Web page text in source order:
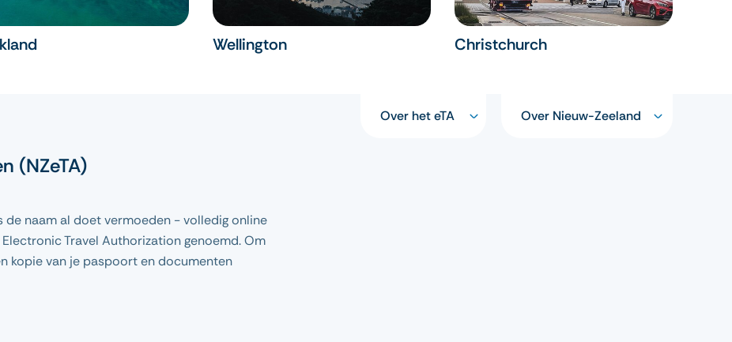
Wellington Christchurch
(NZeTA)
de naam al doet vermoeden - volledig online
Travel Authorization genoemd. Om
kopie van je paspoort en documenten
Over het eTA Over Nieuw-Zeeland